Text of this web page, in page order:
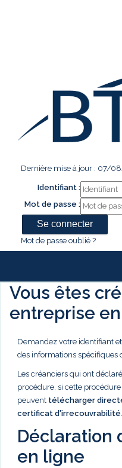
Dernière mise à jour : 07/
Identifiant :
Mot de passe :
Mot de passe oublié ?
Vous êtes
entreprise
Demandez votre identifiant
des informations spécifiques
Les créanciers qui ont
procédure, si cette
peuvent télécharger
certificat d'irrecouvrabilité.
Déclaration
en ligne